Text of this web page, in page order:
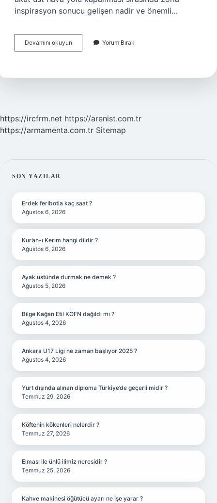
inspirasyon sonucu gelişen nadir ve önemli…
Devamını okuyun
Basınç
Yorum Bırak
https://ircfrm.net https://arenist.com.tr
https://armamenta.com.tr Sitemap
SIDEBAR
SON YAZILAR
Erdek feribotla kaç saat ?
Ağustos 6, 2026
Kur’an-ı Kerim hangi dildir ?
Ağustos 6, 2026
Ayak üstünde durmak ne demek ?
Ağustos 5, 2026
Bilge Kağan Etil KÖFN dağıldı mı ?
Ağustos 4, 2026
Ankara U17 Ligi ne zaman başlıyor 2025 ?
Ağustos 4, 2026
Yurt dışında alınan diploma Türkiye’de geçerli midir ?
Temmuz 29, 2026
Köftenin kökenleri nelerdir ?
Temmuz 27, 2026
Elması ile ünlü ilimiz neresidir ?
Temmuz 25, 2026
Kahve makinesi öğütücü ayarı ne işe yarar ?